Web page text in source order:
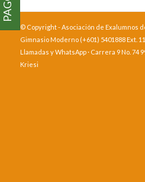
© Copyright - Asociación de Exalumnos
Gimnasio Moderno (+601) 5401888 Ext.
Llamadas y WhatsApp · Carrera 9 No. 74
Kriesi